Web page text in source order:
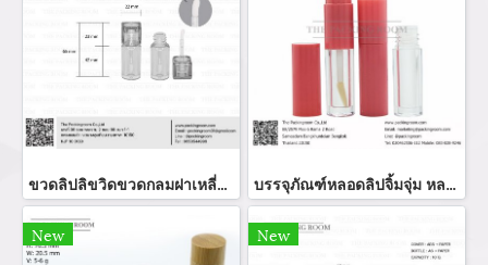
ขวดลิปลิขวิดขวดกลมฝาเหลี่ยม บรรจุภัณฑ์หลอดลิปจิ้มจุ่ม หลอดลิปกลอส bottle lip gloss/ lip bottle ขวดลิป บรรจุภัณฑ์ใส่ลิป จำหน่ายบรรจุภัณฑ์เครื่องสำอางรรจุภัณฑ์เครื่องสำอางทุกประเภท
New New